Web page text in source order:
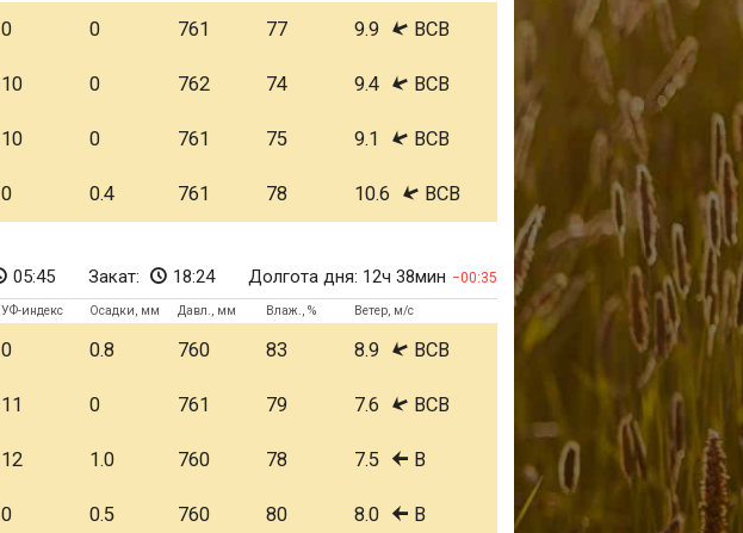
0 0 761 77 9.9 ВСВ
10 0 762 74 9.4 ВСВ
10 0 761 75 9.1 ВСВ
0 0.4 761 78 10.6 ВСВ
05:45 Закат: 18:24 Долгота дня: 12ч 38мин 00:35
УФ-индекс Осадки, мм Давл., мм Влаж., % Ветер, м/с
0 0.8 760 83 8.9 ВСВ
11 0 761 79 7.6 ВСВ
12 1.0 760 78 7.5 В
0 0.5 760 80 8.0 В